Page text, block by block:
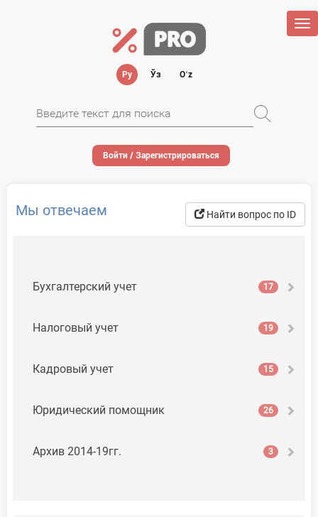
Ру Ўз Oʻz
Войти / Зарегистрироваться
Найти вопрос по ID
Мы отвечаем
Бухгалтерский учет 17
Налоговый учет 19
Кадровый учет 15
Юридический помощник 26
Архив 2014-19гг. 3